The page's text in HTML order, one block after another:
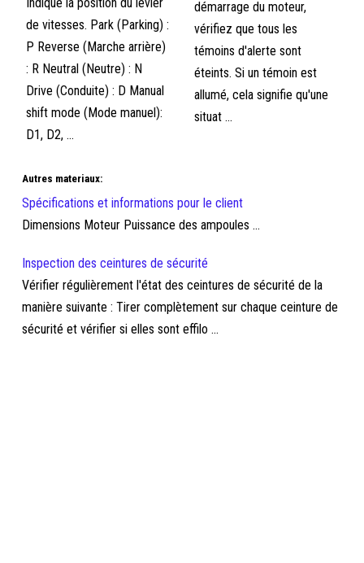
de vitesses. Park (Parking) :
P Reverse (Marche arrière)
: R Neutral (Neutre) : N
Drive (Conduite) : D Manual
shift mode (Mode manuel):
D1, D2, ...
démarrage du moteur,
vérifiez que tous les
témoins d'alerte sont
éteints. Si un témoin est
allumé, cela signifie qu'une
situat ...
Autres materiaux:
Spécifications et informations pour le client
Dimensions Moteur Puissance des ampoules ...
Inspection des ceintures de sécurité
Vérifier régulièrement l'état des ceintures de sécurité de la
manière suivante : Tirer complètement sur chaque ceinture de
sécurité et vérifier si elles sont effilo ...